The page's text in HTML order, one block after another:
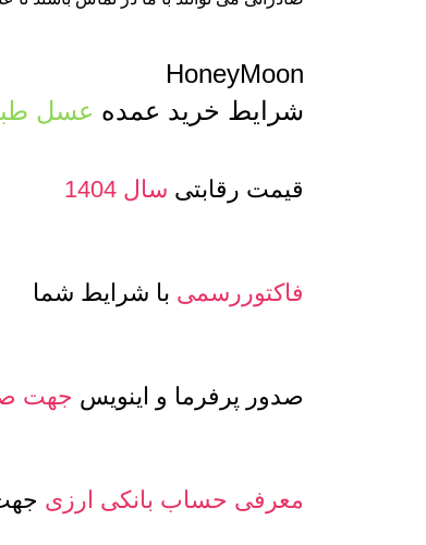
HoneyMoon
شرایط خرید عمده عسل
قیمت رقابتی سال 1404
فاکتوررسمی با شرایط شما
صدور پرفرما و اینویس جهت
معرفی حساب بانکی ارزی